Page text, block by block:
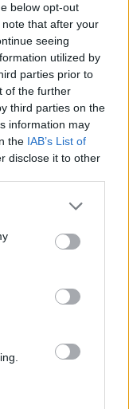
below opt-out
that after your
seeing
utilized by
parties prior to
of the further
third parties on the
information may
the IAB’s List of
disclose it to other
or more Google
You may click to
party tags to
in below Google
kan välja att
eller
20 km.
över 10
och
Classics